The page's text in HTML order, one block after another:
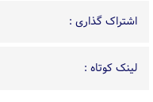
اشتراک گذاری :
لینک کوتاه :